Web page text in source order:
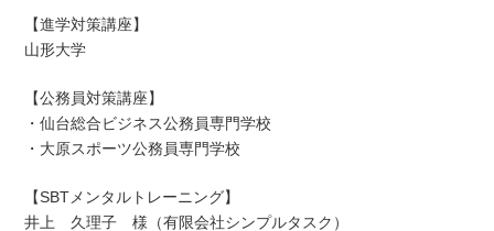
【進学対策講座】
山形大学
【公務員対策講座】
・仙台総合ビジネス公務員専門学校
・大原スポーツ公務員専門学校
【SBTメンタルトレーニング】
井上 久理子 様（有限会社シンプルタスク）